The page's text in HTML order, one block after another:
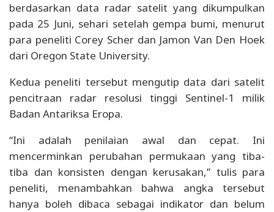
berdasarkan data radar satelit yang dikumpulkan
pada 25 Juni, sehari setelah gempa bumi, menurut
para peneliti Corey Scher dan Jamon Van Den Hoek
dari Oregon State University.
Kedua peneliti tersebut mengutip data dari satelit
pencitraan radar resolusi tinggi Sentinel-1 milik
Badan Antariksa Eropa.
“Ini adalah penilaian awal dan cepat. Ini
mencerminkan perubahan permukaan yang tiba-
tiba dan konsisten dengan kerusakan,” tulis para
peneliti, menambahkan bahwa angka tersebut
hanya boleh dibaca sebagai indikator dan belum